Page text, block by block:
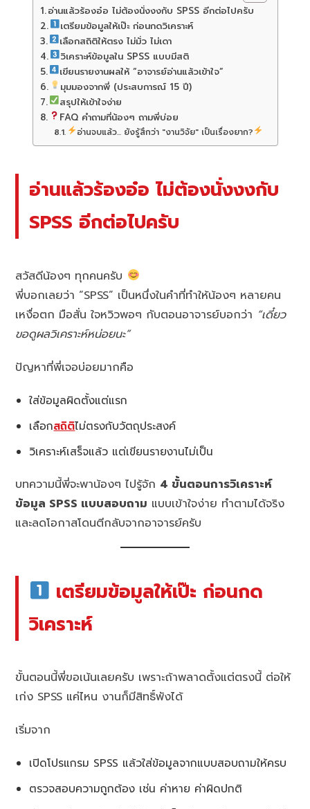
อ่านแล้วร้องอ๋อ ไม่ต้องนั่งงงกับ SPSS อีกต่อไปครับ
เตรียมข้อมูลให้เป๊ะ ก่อนกดวิเคราะห์
เลือกสถิติให้ตรง ไม่มั่ว ไม่เดา
วิเคราะห์ข้อมูลใน SPSS แบบมีสติ
เขียนรายงานผลให้ “อาจารย์อ่านแล้วเข้าใจ”
มุมมองจากพี่ (ประสบการณ์ 15 ปี)
สรุปให้เข้าใจง่าย
FAQ คำถามที่น้องๆ ถามพี่บ่อย
อ่านจบแล้ว... ยังรู้สึกว่า "งานวิจัย" เป็นเรื่องยาก?
อ่านแล้วร้องอ๋อ ไม่ต้องนั่งงงกับ
SPSS อีกต่อไปครับ
สวัสดีน้องๆ ทุกคนครับ
พี่บอกเลยว่า “SPSS” เป็นหนึ่งในคำที่ทำให้น้องๆ หลายคน
เหงื่อตก มือสั่น ใจหวิวพอๆ กับตอนอาจารย์บอกว่า “เดี๋ยว
ขอดูผลวิเคราะห์หน่อยนะ”
ปัญหาที่พี่เจอบ่อยมากคือ
ใส่ข้อมูลผิดตั้งแต่แรก
เลือกสถิติไม่ตรงกับวัตถุประสงค์
วิเคราะห์เสร็จแล้ว แต่เขียนรายงานไม่เป็น
บทความนี้พี่จะพาน้องๆ ไปรู้จัก 4 ขั้นตอนการวิเคราะห์
ข้อมูล SPSS แบบสอบถาม แบบเข้าใจง่าย ทำตามได้จริง
และลดโอกาสโดนตีกลับจากอาจารย์ครับ
เตรียมข้อมูลให้เป๊ะ ก่อนกด
วิเคราะห์
ขั้นตอนนี้พี่ขอเน้นเลยครับ เพราะถ้าพลาดตั้งแต่ตรงนี้ ต่อให้
เก่ง SPSS แค่ไหน งานก็มีสิทธิ์พังได้
เริ่มจาก
เปิดโปรแกรม SPSS แล้วใส่ข้อมูลจากแบบสอบถามให้ครบ
ตรวจสอบความถูกต้อง เช่น ค่าหาย ค่าผิดปกติ